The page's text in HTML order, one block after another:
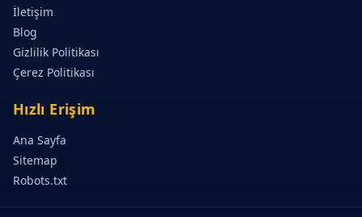
İletişim
Blog
Gizlilik Politikası
Çerez Politikası
Hızlı Erişim
Ana Sayfa
Sitemap
Robots.txt